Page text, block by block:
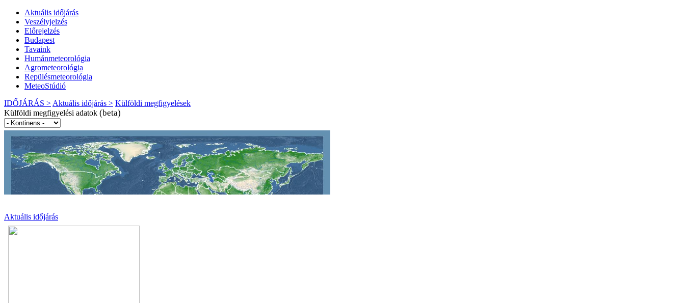
Aktuális időjárás
Veszélyjelzés
Előrejelzés
Budapest
Tavaink
Humánmeteorológia
Agrometeorológia
Repülésmeteorológia
MeteoStúdió
IDŐJÁRÁS > Aktuális időjárás > Külföldi megfigyelések
Külföldi megfigyelési adatok (beta)
Aktuális időjárás